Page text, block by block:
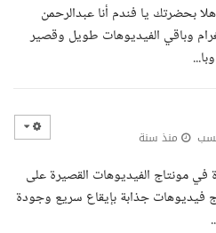
بحضرتك يا فندم أنا عبدالرحمن
وباقي الفيديوهات طويل وقصير
منذ سنة
مونتاج الفيديوهات القصيرة على
فيديوهات جذابة بإيقاع سريع وجودة